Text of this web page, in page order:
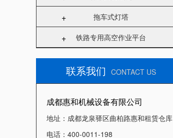
+ 拖车式灯塔
+ 铁路专用高空作业平台
联系我们 CONTACT US
成都惠和机械设备有限公司
地址：成都龙泉驿区曲柏路惠和租赁仓库
电话：400-0011-198